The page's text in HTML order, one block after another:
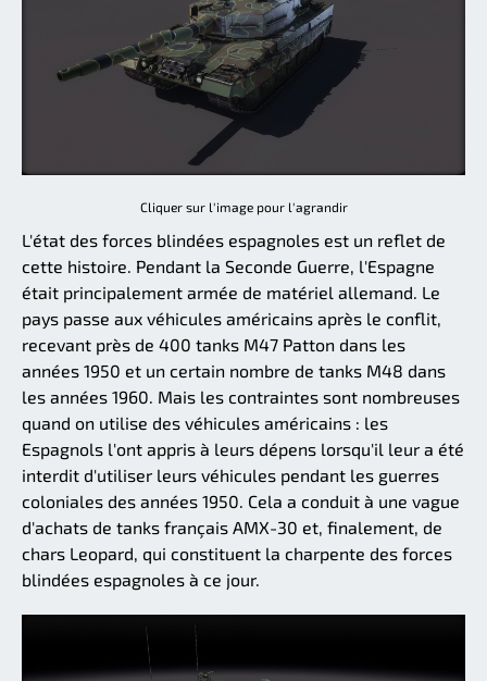
Cliquer sur l'image pour l'agrandir
L'état des forces blindées espagnoles est un reflet de
cette histoire. Pendant la Seconde Guerre, l'Espagne
était principalement armée de matériel allemand. Le
pays passe aux véhicules américains après le conflit,
recevant près de 400 tanks M47 Patton dans les
années 1950 et un certain nombre de tanks M48 dans
les années 1960. Mais les contraintes sont nombreuses
quand on utilise des véhicules américains : les
Espagnols l'ont appris à leurs dépens lorsqu'il leur a été
interdit d'utiliser leurs véhicules pendant les guerres
coloniales des années 1950. Cela a conduit à une vague
d'achats de tanks français AMX-30 et, finalement, de
chars Leopard, qui constituent la charpente des forces
blindées espagnoles à ce jour.